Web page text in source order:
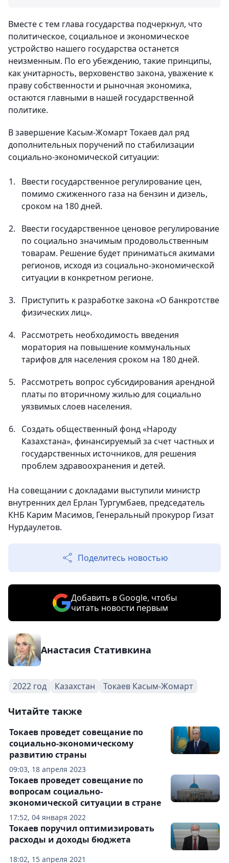
Вместе с тем глава государства подчеркнул, что
политическое, социальное и экономическое
устройство нашего государства останется
неизменным. По его убеждению, такие принципы,
как унитарность, верховенство закона, уважение к
праву собственности и рыночная экономика,
остаются главными в нашей государственной
политике.
В завершение Касым-Жомарт Токаев дал ряд
дополнительных поручений по стабилизации
социально-экономической ситуации:
Ввести государственное регулирование цен,
помимо сжиженного газа на бензин и дизель,
сроком на 180 дней.
Ввести государственное ценовое регулирование
по социально значимым продовольственным
товарам. Решение будет приниматься акимами
регионов, исходя из социально-экономической
ситуации в конкретном регионе.
Приступить к разработке закона «О банкротстве
физических лиц».
Рассмотреть необходимость введения
моратория на повышение коммунальных
тарифов для населения сроком на 180 дней.
Рассмотреть вопрос субсидирования арендной
платы по вторичному жилью для социально
уязвимых слоев населения.
Создать общественный фонд «Народу
Казахстана», финансируемый за счет частных и
государственных источников, для решения
проблем здравоохранения и детей.
На совещании с докладами выступили министр
внутренних дел Ерлан Тургумбаев, председатель
КНБ Карим Масимов, Генеральный прокурор Гизат
Нурдаулетов.
Поделитесь новостью
Добавить в Google, чтобы
читать новости первым
Анастасия Стативкина
2022 год Казахстан Токаев Касым-Жомарт
Читайте также
09:03, 18 апреля 2023
Токаев проведет совещание по
социально-экономическому
развитию страны
17:52, 04 января 2022
Токаев проведет совещание по
вопросам социально-
экономической ситуации в стране
18:02, 15 апреля 2021
Токаев поручил оптимизировать
расходы и доходы бюджета